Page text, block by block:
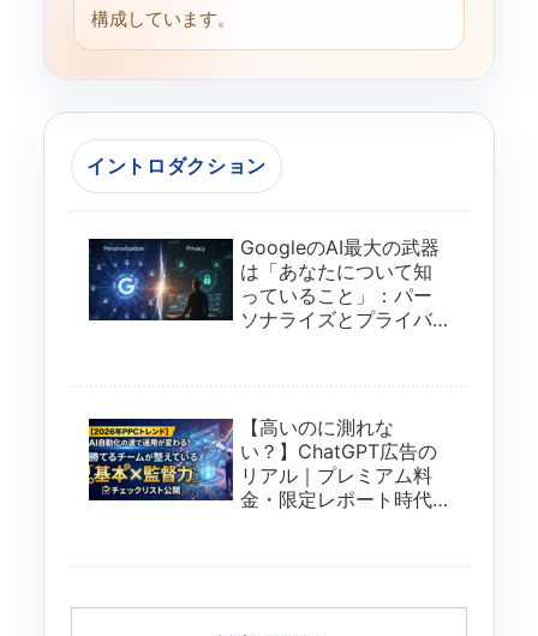
構成しています。
イントロダクション
GoogleのAI最大の武器
は「あなたについて知
っていること」：パー
ソナライズとプライバ
【高いのに測れな
い？】ChatGPT広告の
リアル｜プレミアム料
金・限定レポート時代